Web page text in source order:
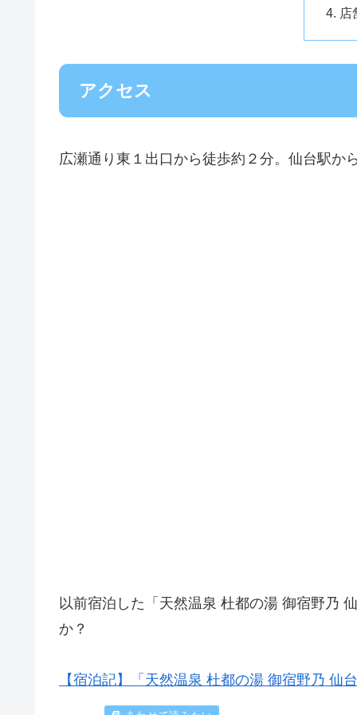
店
アクセス
広瀬通り東１出口から徒歩約２分。仙台駅か
以前宿泊した「天然温泉 杜都の湯 御宿野乃
か？
【宿泊記】「天然温泉 杜都の湯 御宿野乃 仙